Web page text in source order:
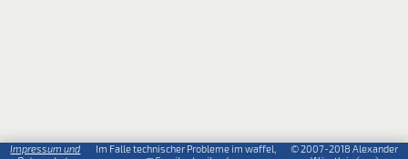
Impressum und
Im Falle technischer Probleme im waffel,
© 2007-2018 Alexander